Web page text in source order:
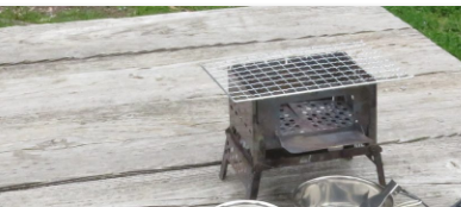
ツ
へ
ス
キ
ッ
プ